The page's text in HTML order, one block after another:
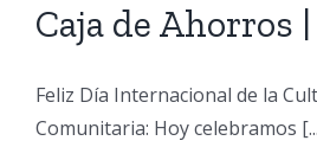
Caja de Ahorros |
Feliz Día Internacional de la
Comunitaria: Hoy celebramos